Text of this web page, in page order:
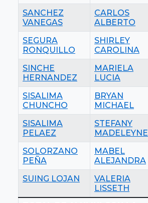
SANCHEZ
VANEGAS
CARLOS
ALBERTO
SEGURA
RONQUILLO
SHIRLEY
CAROLINA
SINCHE
HERNANDEZ
MARIELA
LUCIA
SISALIMA
CHUNCHO
BRYAN
MICHAEL
SISALIMA
PELAEZ
STEFANY
MADELEYNE
SOLORZANO
PEÑA
MABEL
ALEJANDRA
SUING LOJAN
VALERIA
LISSETH